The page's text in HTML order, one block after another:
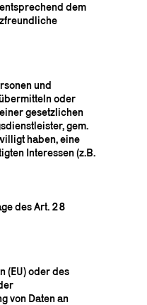
dem
und
oder
gesetzlichen
gem.
haben, eine
Interessen (z.B.
des Art. 28
(EU) oder des
von Daten an